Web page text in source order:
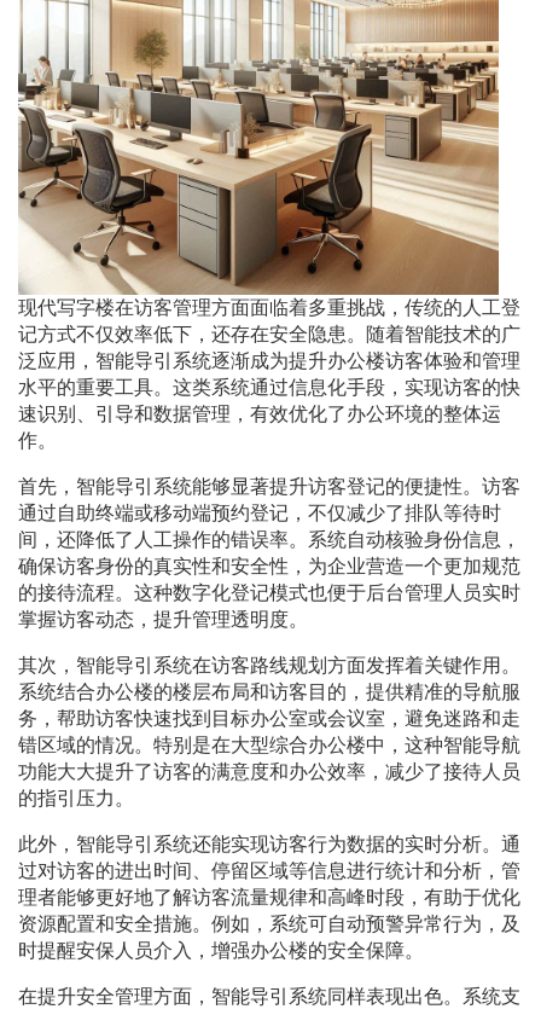
现代写字楼在访客管理方面面临着多重挑战，传统的人工登
记方式不仅效率低下，还存在安全隐患。随着智能技术的广
泛应用，智能导引系统逐渐成为提升办公楼访客体验和管理
水平的重要工具。这类系统通过信息化手段，实现访客的快
速识别、引导和数据管理，有效优化了办公环境的整体运
作。
首先，智能导引系统能够显著提升访客登记的便捷性。访客
通过自助终端或移动端预约登记，不仅减少了排队等待时
间，还降低了人工操作的错误率。系统自动核验身份信息，
确保访客身份的真实性和安全性，为企业营造一个更加规范
的接待流程。这种数字化登记模式也便于后台管理人员实时
掌握访客动态，提升管理透明度。
其次，智能导引系统在访客路线规划方面发挥着关键作用。
系统结合办公楼的楼层布局和访客目的，提供精准的导航服
务，帮助访客快速找到目标办公室或会议室，避免迷路和走
错区域的情况。特别是在大型综合办公楼中，这种智能导航
功能大大提升了访客的满意度和办公效率，减少了接待人员
的指引压力。
此外，智能导引系统还能实现访客行为数据的实时分析。通
过对访客的进出时间、停留区域等信息进行统计和分析，管
理者能够更好地了解访客流量规律和高峰时段，有助于优化
资源配置和安全措施。例如，系统可自动预警异常行为，及
时提醒安保人员介入，增强办公楼的安全保障。
在提升安全管理方面，智能导引系统同样表现出色。系统支